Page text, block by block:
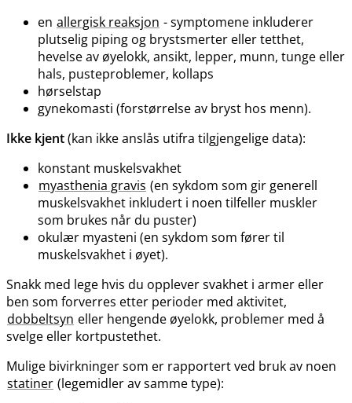
en allergisk reaksjon - symptomene inkluderer
plutselig piping og brystsmerter eller tetthet,
hevelse av øyelokk, ansikt, lepper, munn, tunge eller
hals, pusteproblemer, kollaps
hørselstap
gynekomasti (forstørrelse av bryst hos menn).
Ikke kjent(kan ikke anslås utifra tilgjengelige data):
konstant muskelsvakhet
myasthenia gravis (en sykdom som gir generell
muskelsvakhet inkludert i noen tilfeller muskler
som brukes når du puster)
okulær myasteni (en sykdom som fører til
muskelsvakhet i øyet).
Snakk med lege hvis du opplever svakhet i armer eller
ben som forverres etter perioder med aktivitet,
dobbeltsyn eller hengende øyelokk, problemer med å
svelge eller kortpustethet.
Mulige bivirkninger som er rapportert ved bruk av noen
statiner (legemidler av samme type):